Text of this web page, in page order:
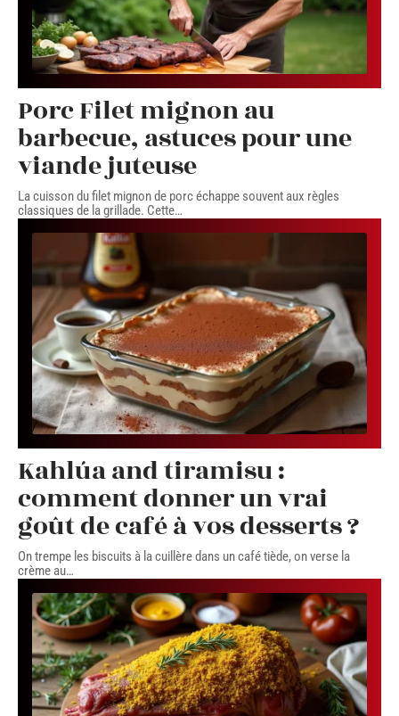
Porc Filet mignon au
barbecue, astuces pour une
viande juteuse
La cuisson du filet mignon de porc échappe souvent aux règles
classiques de la grillade. Cette…
Kahlúa and tiramisu :
comment donner un vrai
goût de café à vos desserts ?
On trempe les biscuits à la cuillère dans un café tiède, on verse la
crème au…